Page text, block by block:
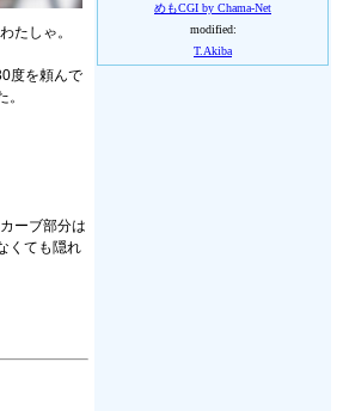
たしゃ。
度を頼んで
ーブ部分は
くても隠れ
めもCGI by Chama-Net
modified:
T.Akiba